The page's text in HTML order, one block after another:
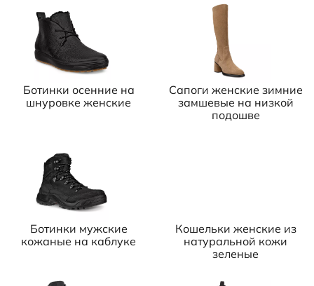
Ботинки осенние на
шнуровке женские
Сапоги женские зимние
замшевые на низкой
подошве
Ботинки мужские
кожаные на каблуке
Кошельки женские из
натуральной кожи
зеленые